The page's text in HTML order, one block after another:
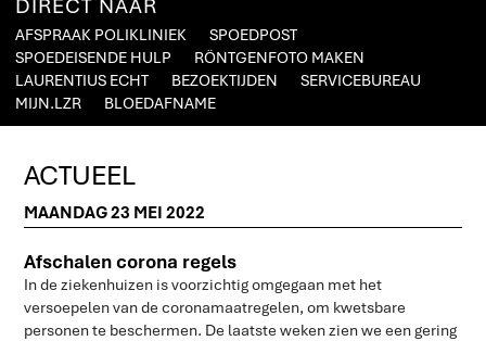
DIRECT NAAR
AFSPRAAK POLIKLINIEK
SPOEDPOST
SPOEDEISENDE HULP
RÖNTGENFOTO MAKEN
LAURENTIUS ECHT
BEZOEKTIJDEN
SERVICEBUREAU
MIJN.LZR
BLOEDAFNAME
ACTUEEL
MAANDAG 23 MEI 2022
Afschalen corona regels
In de ziekenhuizen is voorzichtig omgegaan met het
versoepelen van de coronamaatregelen, om kwetsbare
personen te beschermen. De laatste weken zien we een gering